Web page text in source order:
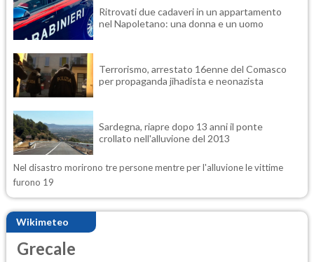
Wikimeteo
Grecale
Ritrovati due cadaveri in un appartamento
nel Napoletano: una donna e un uomo
Terrorismo, arrestato 16enne del Comasco
per propaganda jihadista e neonazista
Sardegna, riapre dopo 13 anni il ponte
crollato nell'alluvione del 2013
Nel disastro morirono tre persone mentre per l'alluvione le vittime
furono 19